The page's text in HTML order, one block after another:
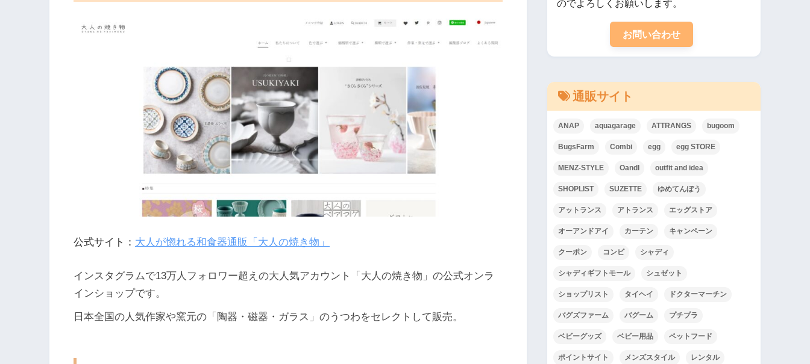
公式サイト： 大人が惚れる和食器通販「大人の焼き物」
インスタグラムで13万人フォロワー超えの大人気アカウント「大人の焼き物」の公式オンラ
インショップです。
日本全国の人気作家や窯元の「陶器・磁器・ガラス」のうつわをセレクトして販売。
のでよろしくお願いします。
お問い合わせ
通販サイト
ANAP aquagarage ATTRANGS bugoom
BugsFarm Combi egg egg STORE
MENZ-STYLE OandI outfit and idea
SHOPLIST SUZETTE ゆめてんぼう
アットランス アトランス エッグストア
オーアンドアイ カーテン キャンペーン
クーポン コンビ シャディ
シャディギフトモール シュゼット
ショップリスト タイヘイ ドクターマーチン
バグズファーム バグーム プチプラ
ベビーグッズ ベビー用品 ペットフード
ポイントサイト メンズスタイル レンタル